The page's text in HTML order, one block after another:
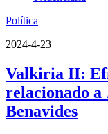
Política
2024-4-23
Valkiria II:
relacionado
Benavides